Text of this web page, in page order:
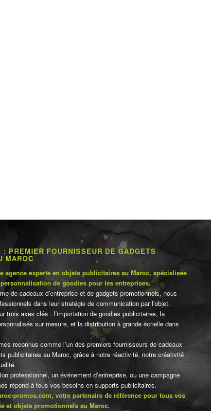
: PREMIER FOURNISSEUR DE GADGETS
MAROC
agence experte en objets publicitaires au Maroc, spécialisée
de goodies pour les entreprises.
de cadeaux d’entreprise et de gadgets promotionnels, nous
dans leur stratégie de communication par l’objet.
trois axes clés : l’importation de goodies publicitaires, la
sur mesure, et la distribution à grande échelle dans
reconnus comme l’un des premiers fournisseurs de cadeaux
publicitaires au Maroc, grâce à notre réactivité, notre créativité
professionnel, un événement d’entreprise, ou une campagne
répond à tous vos besoins en supports publicitaires.
promos.com, votre partenaire de référence pour tous vos
et objets promotionnels au Maroc.